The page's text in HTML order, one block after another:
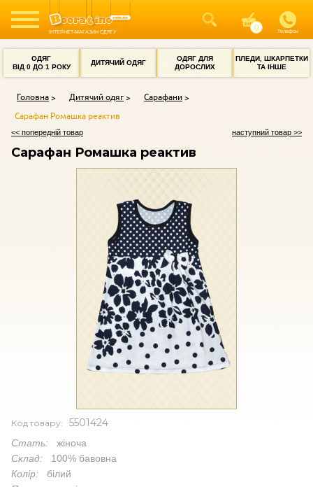
ІНТЕРНЕТ-МАГАЗИН ОДЯГУ Телефон
ОДЯГ
ВІД 0 ДО 1 РОКУ
ДИТЯЧИЙ ОДЯГ
ОДЯГ ДЛЯ
ДОРОСЛИХ
ПЛЕДИ, ШКАРПЕТКИ
ТА ІНШЕ
Головна Дитячий одяг
Сарафани
Сарафан Ромашка реактив
<< попередній товар наступний товар >>
Сарафан Ромашка реактив
Код товару: 5501424
Стать: жіноча
Склад: 100% бавовна
Колір: білий